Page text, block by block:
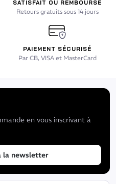
SATISFAIT OU REMBOURSÉ
Retours gratuits sous 14 jours
PAIEMENT SÉCURISÉ
Par CB, VISA et MasterCard
en vous inscrivant à
la newsletter